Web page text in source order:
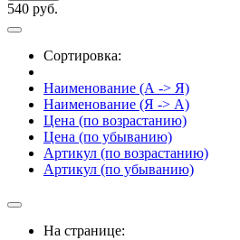
540 руб.
Сортировка:
Наименование (А -> Я)
Наименование (Я -> А)
Цена (по возрастанию)
Цена (по убыванию)
Артикул (по возрастанию)
Артикул (по убыванию)
На странице: